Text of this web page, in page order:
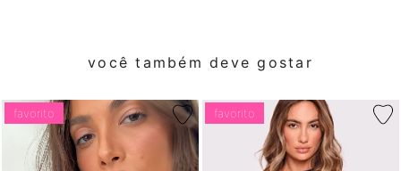
você também deve gostar
favorito favorito